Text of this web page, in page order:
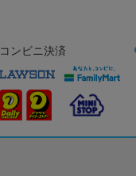
コンビニ決済